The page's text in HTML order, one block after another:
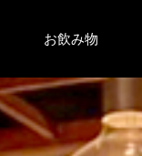
お飲み物